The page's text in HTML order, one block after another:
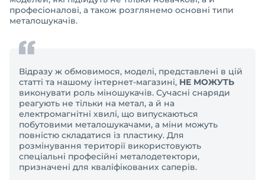
професіоналові, а також розглянемо основні типи
металошукачів.
Відразу ж обмовимося, моделі, представлені в цій
статті та нашому інтернет-магазині, НЕ МОЖУТЬ
виконувати роль міношукачів. Сучасні снаряди
реагують не тільки на метал, а й на
електромагнітні хвилі, що випускаються
побутовими металошукачами, а міни можуть
повністю складатися із пластику. Для
розмінування території використовують
спеціальні професійні металодетектори,
призначені для кваліфікованих саперів.